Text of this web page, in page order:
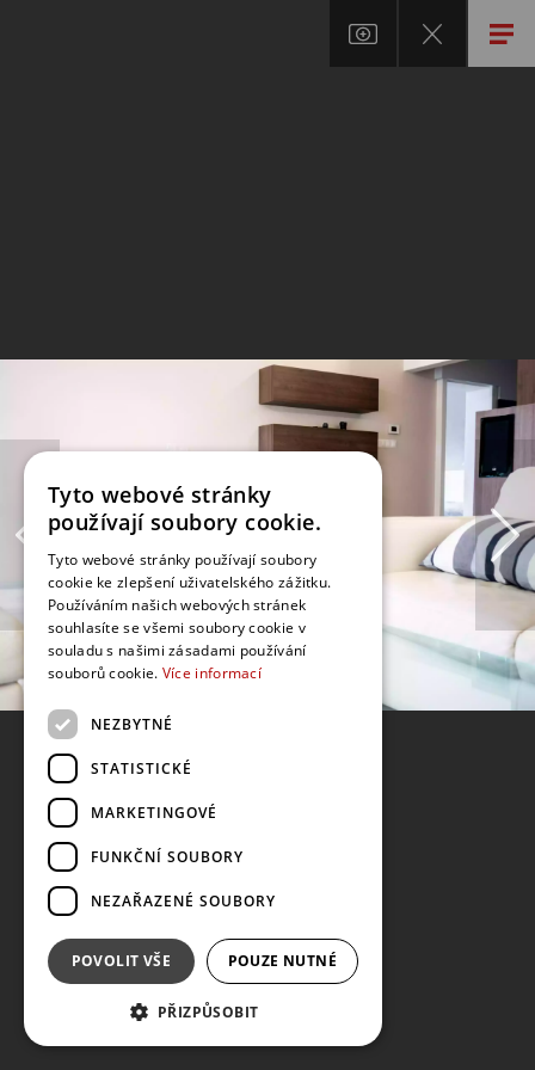
Tyto webové stránky
používají soubory cookie.
Tyto webové stránky používají soubory
cookie ke zlepšení uživatelského zážitku.
Používáním našich webových stránek
souhlasíte se všemi soubory cookie v
souladu s našimi zásadami používání
souborů cookie. Více informací
NEZBYTNÉ
STATISTICKÉ
MARKETINGOVÉ
FUNKČNÍ SOUBORY
NEZAŘAZENÉ SOUBORY
POVOLIT VŠE POUZE NUTNÉ
PŘIZPŮSOBIT